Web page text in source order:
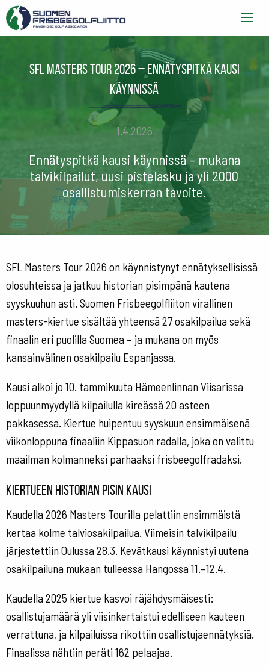
SFL Masters Tour 2026 – Ennätyspitkä kausi
käynnissä
1.4.2026
Ennätyspitkä kausi käynnissä – mukana
talvikilpailut, uusi pistelasku ja yli 2000
osallistumiskerran tavoite.
SFL Masters Tour 2026 on käynnistynyt ennätyksellisissä
olosuhteissa ja jatkuu historian pisimpänä kautena
syyskuuhun asti. Suomen Frisbeegolfliiton virallinen
masters-kiertue sisältää yhteensä 27 osakilpailua sekä
finaalin eri puolilla Suomea – ja mukana on myös
kansainvälinen osakilpailu Espanjassa.
Kausi alkoi jo 10. tammikuuta Hämeenlinnan Viisarissa
loppuunmyydyllä kilpailulla kireässä 20 asteen
pakkasessa. Kiertue huipentuu syyskuun ensimmäisenä
viikonloppuna finaaliin Kippasuon radalla, joka on valittu
maailman kolmanneksi parhaaksi frisbeegolfradaksi.
Kiertueen historian pisin kausi
Kaudella 2026 Masters Tourilla pelattiin ensimmäistä
kertaa kolme talviosakilpailua. Viimeisin talvikilpailu
järjestettiin Oulussa 28.3. Kevätkausi käynnistyi uutena
osakilpailuna mukaan tulleessa Hangossa 11.–12.4.
Kaudella 2025 kiertue kasvoi räjähdysmäisesti:
osallistujamäärä yli viisinkertaistui edelliseen kauteen
verrattuna, ja kilpailuissa rikottiin osallistujaennätyksiä.
Finaalissa nähtiin peräti 162 pelaajaa.